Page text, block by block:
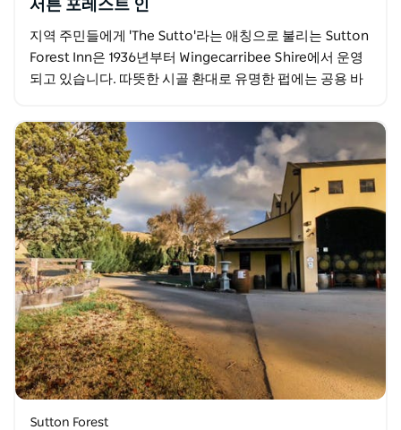
서튼 포레스트 인
지역 주민들에게 'The Sutto'라는 애칭으로 불리는 Sutton
Forest Inn은 1936년부터 Wingecarribee Shire에서 운영
되고 있습니다. 따뜻한 시골 환대로 유명한 펍에는 공용 바
Sutton Forest